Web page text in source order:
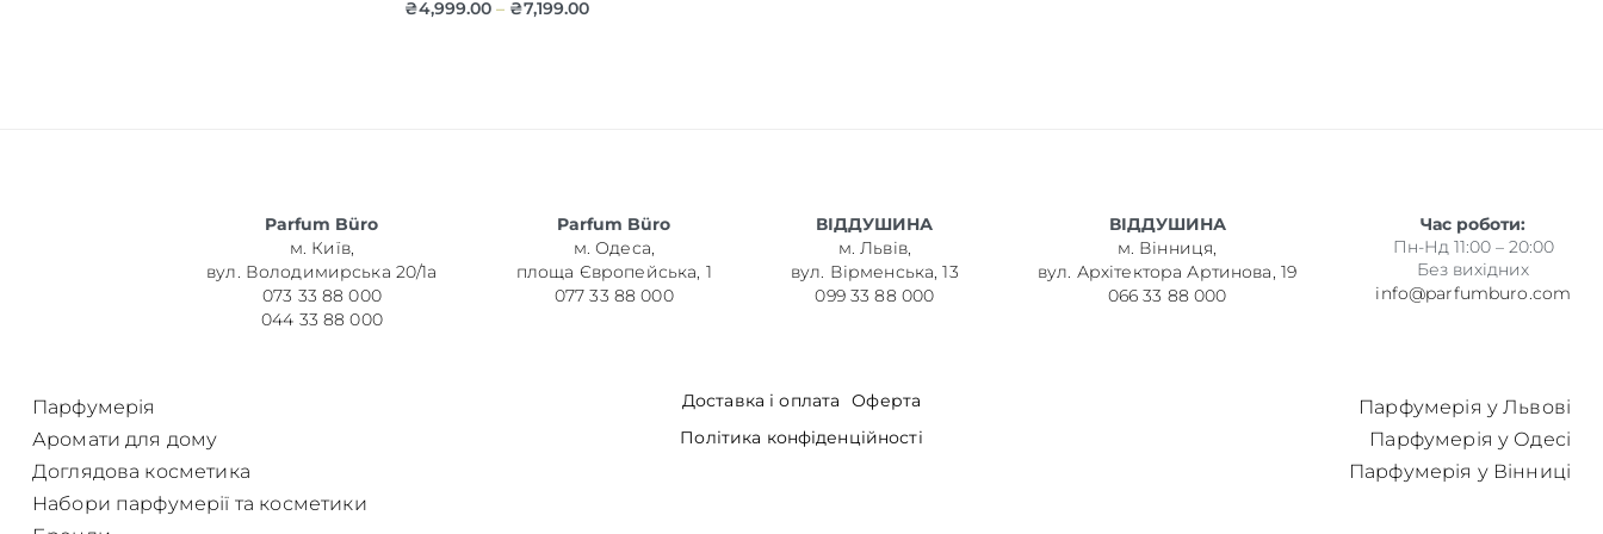
₴4,999.00 – ₴7,199.00
Parfum Büro
м. Київ,
вул. Володимирська 20/1а
073 33 88 000
044 33 88 000
Parfum Büro
м. Одеса,
площа Європейська, 1
077 33 88 000
ВІДДУШИНА
м. Львів,
вул. Вірменська, 13
099 33 88 000
ВІДДУШИНА
м. Вінниця,
вул. Архітектора Артинова, 19
066 33 88 000
Час роботи:
Пн-Нд 11:00 – 20:00
Без вихідних
info@parfumburo.com
Парфумерія
Аромати для дому
Доглядова косметика
Набори парфумерії та косметики
Доставка і оплата
Оферта
Політика конфіденційності
Парфумерія у Львові
Парфумерія у Одесі
Парфумерія у Вінниці